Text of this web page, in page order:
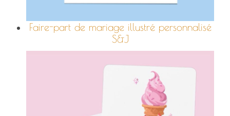
Faire-part de mariage illustré personnalisé
S&J